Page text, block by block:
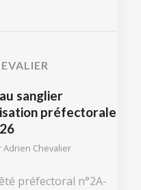
sanglier
préfectorale
Adrien Chevalier
préfectoral n°2A-